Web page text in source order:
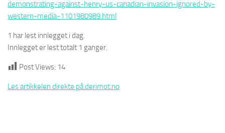
demonstrating-against-henry-us-canadian-invasion-ignored-by-
western-media-1101980989.html
1 har lest innlegget i dag.
Innlegget er lest totalt 1 ganger.
Post Views: 14
Les artikkelen direkte på derimot.no